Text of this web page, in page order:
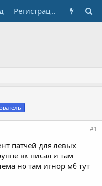
Регистрация
#1
патчей для левых
вк писал и там
но там игнор мб тут